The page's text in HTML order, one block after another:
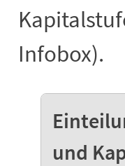
Infobox).
und